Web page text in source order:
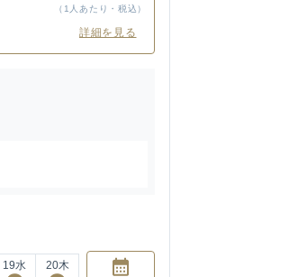
（1人あたり・税込）
詳細を見る
19水 20木